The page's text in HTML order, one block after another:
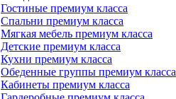
Гостиные премиум класса
Спальни премиум класса
Мягкая мебель премиум класса
Детские премиум класса
Кухни премиум класса
Обеденные группы премиум класса
Кабинеты премиум класса